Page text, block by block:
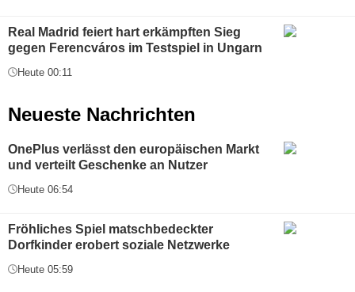
Real Madrid feiert hart erkämpften Sieg
gegen Ferencváros im Testspiel in Ungarn
Heute 00:11
Neueste Nachrichten
OnePlus verlässt den europäischen Markt
und verteilt Geschenke an Nutzer
Heute 06:54
Fröhliches Spiel matschbedeckter
Dorfkinder erobert soziale Netzwerke
Heute 05:59